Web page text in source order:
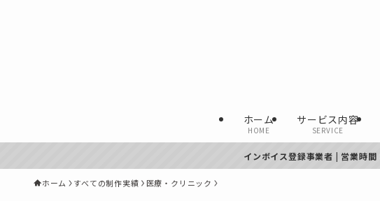
ホーム
HOME
サービス内容
SERVICE
インボイス登録事業者 | 営業時
ホーム すべての制作実績 医療・クリニック